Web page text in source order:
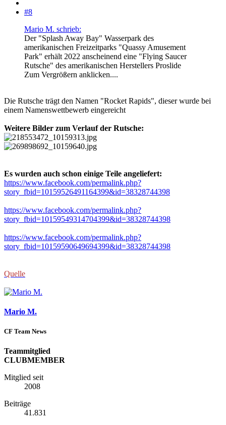
#8
Mario M. schrieb:
Der "Splash Away Bay" Wasserpark des
amerikanischen Freizeitparks "Quassy Amusement
Park" erhält 2022 anscheinend eine "Flying Saucer
Rutsche" des amerikanischen Herstellers Proslide
Zum Vergrößern anklicken....
Die Rutsche trägt den Namen "Rocket Rapids", dieser wurde bei
einem Namenswettbewerb eingereicht
Weitere Bilder zum Verlauf der Rutsche:
Es wurden auch schon einige Teile angeliefert:
https://www.facebook.com/permalink.php?
story_fbid=10159526491164399&id=38328744398
https://www.facebook.com/permalink.php?
story_fbid=10159549314704399&id=38328744398
https://www.facebook.com/permalink.php?
story_fbid=10159590649694399&id=38328744398
Quelle
Mario M.
CF Team News
Teammitglied
CLUBMEMBER
Mitglied seit
2008
Beiträge
41.831